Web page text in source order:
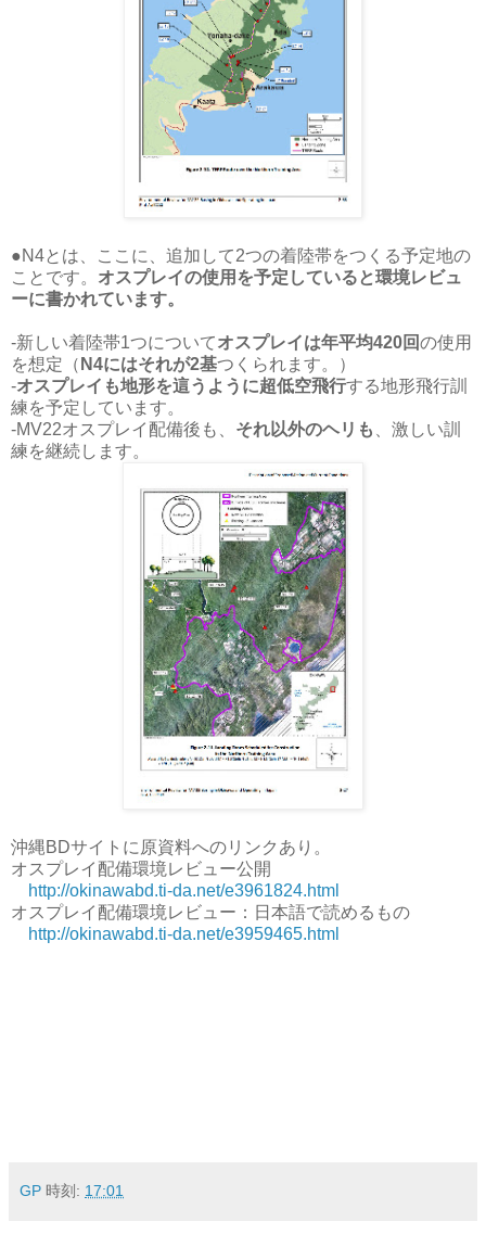
●N4とは、ここに、追加して2つの着陸帯をつくる予定地の
ことです。 オスプレイの使用を予定していると環境レビュ
ーに書かれています。
-新しい着陸帯1つについてオスプレイは年平均420回の使用
を想定 （ N4にはそれが2基つくられます。）
-オスプレイも地形を這うように超低空飛行する地形飛行訓
練を予定しています。
-MV22オスプレイ配備後も、 それ以外のヘリも
、激しい訓
練を継続します。
沖縄BDサイトに原資料へのリンクあり。
オスプレイ配備環境レビュー公開
http://okinawabd.ti-da.net/e3961824.html
オスプレイ配備環境レビュー：日本語で読めるもの
http://okinawabd.ti-da.net/e3959465.html
GP 時刻: 17:01